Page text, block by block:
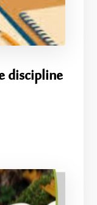
discipline